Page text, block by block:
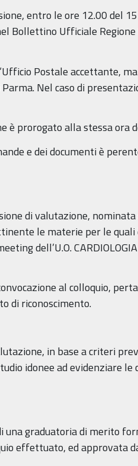
entro le ore 12.00 del
Bollettino Ufficiale
Postale accettante,
Nel caso di
è prorogato alla stessa ora
e dei documenti è
di valutazione,
le materie per le
dell’U.O.
al colloquio,
di riconoscimento.
in base a criteri
idonee ad evidenziare
una graduatoria di merito
effettuato, ed approvata